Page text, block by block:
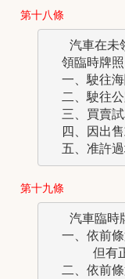
第十八條
汽車在未
領臨時牌照
一、駛往海
二、駛往公
三、買賣試
四、因出售
第十九條
汽車臨時
一、依前
但有
二、依前